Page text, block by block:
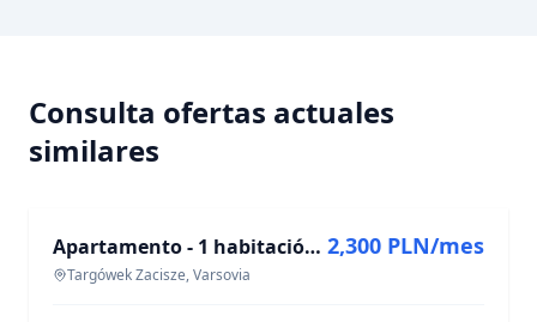
Consulta ofertas actuales
similares
Apartamento - 1 habitación - 18 m² - c. Gliwicka Warszawa Targówek Zacisze
Targówek Zacisze, Varsovia
2,300 PLN/mes